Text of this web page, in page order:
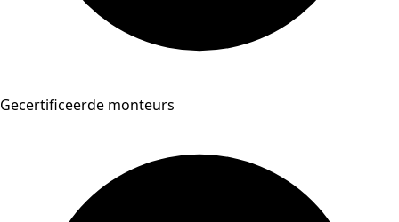
Gecertificeerde monteurs